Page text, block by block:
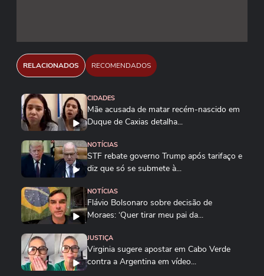
RELACIONADOS RECOMENDADOS
CIDADES
Mãe acusada de matar recém-nascido em
Duque de Caxias detalha...
NOTÍCIAS
STF rebate governo Trump após tarifaço e
diz que só se submete à...
NOTÍCIAS
Flávio Bolsonaro sobre decisão de
Moraes: ‘Quer tirar meu pai da...
JUSTIÇA
Virginia sugere apostar em Cabo Verde
contra a Argentina em vídeo...